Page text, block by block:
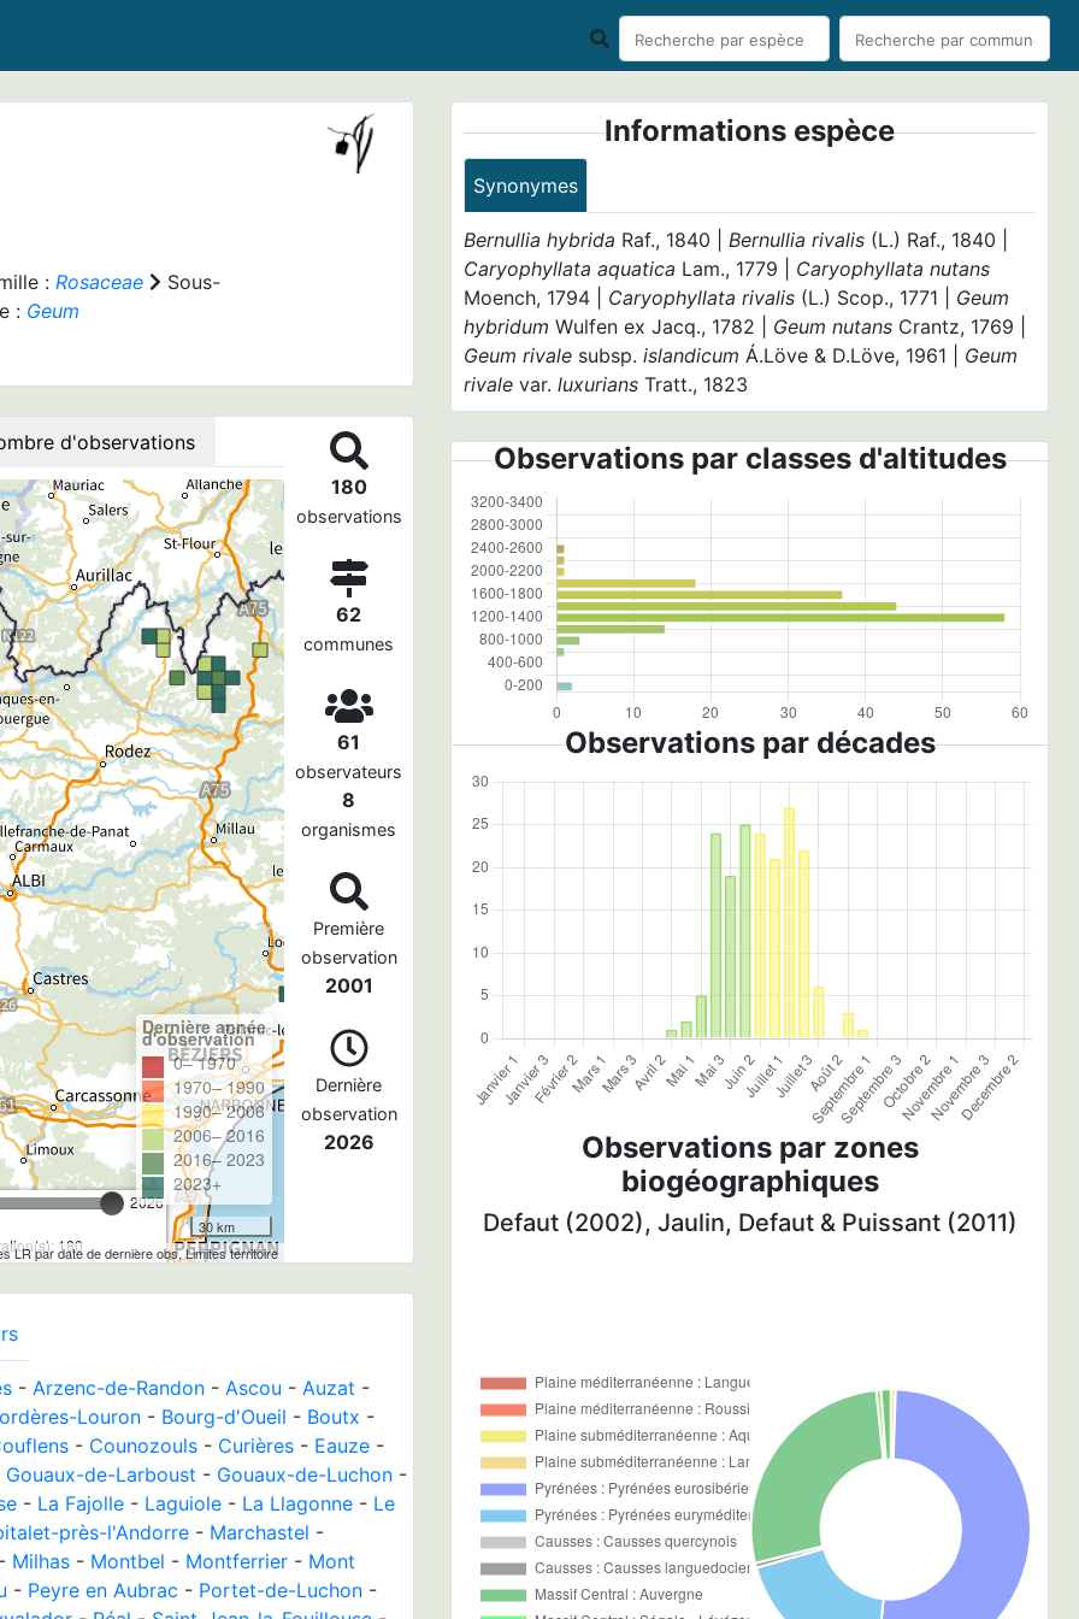
: Rosaceae
Sous-
: Geum
d'observations
2026
180
Dernière année
d'observation
0– 1970
1970– 1990
1990– 2006
2006– 2016
2016– 2023
2023+
30 km
LR par date de dernière obs, Limites territoire
180
observations
62
communes
61
observateurs
8
organismes
Première
observation
2001
Dernière
observation
2026
- Arzenc-de-Randon - Ascou - Auzat -
Louron - Bourg-d'Oueil - Boutx -
- Counozouls - Curières - Eauze -
Gouaux-de-Larboust - Gouaux-de-Luchon -
- La Fajolle - Laguiole - La Llagonne - Le
près-l'Andorre - Marchastel -
Milhas - Montbel - Montferrier - Mont
- Peyre en Aubrac - Portet-de-Luchon -
Informations espèce
Synonymes
Bernullia hybrida Raf., 1840 |Bernullia rivalis (L.) Raf., 1840 |
Caryophyllata aquatica Lam., 1779 | Caryophyllata nutans
Moench, 1794 | Caryophyllata rivalis (L.) Scop., 1771 | Geum
hybridum Wulfen ex Jacq., 1782 | Geum nutans Crantz, 1769 |
Geum rivale subsp. islandicum Á.Löve & D.Löve, 1961 | Geum
rivalevar. luxurians Tratt., 1823
Observations par classes d'altitudes
Observations par décades
Observations par zones
biogéographiques
Defaut (2002), Jaulin, Defaut & Puissant (2011)